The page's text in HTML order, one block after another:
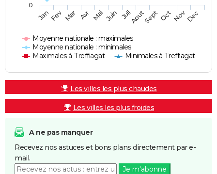
Moyenne nationale : maximales
Moyenne nationale : minimales
Maximales à Treffiagat
Minimales à Treffiagat
JanFev Mar Avr Mai Juin JuilAoutSept OctNovDec
0
Les villes les plus chaudes
Les villes les plus froides
A ne pas manquer
Recevez nos astuces et bons plans directement par e-
mail.
Je m'abonne